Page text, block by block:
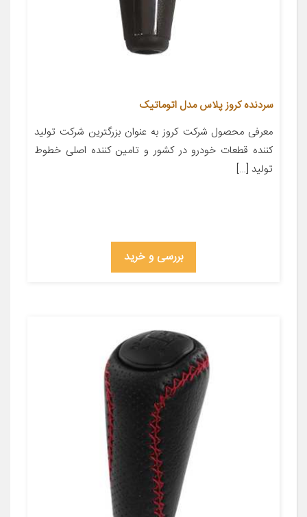
سردنده کروز پلاس مدل اتوماتیک
معرفی محصول شرکت کروز به عنوان بزرگترین شرکت تولید
کننده قطعات خودرو در کشور و تامین کننده اصلی خطوط
تولید […]
بررسی و خرید